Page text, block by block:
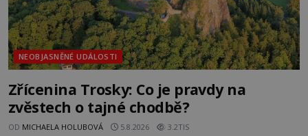
NEOBJASNĚNÉ UDÁLOSTI
Zřícenina Trosky: Co je pravdy na
zvěstech o tajné chodbě?
OD MICHAELA HOLUBOVÁ 5.8.2026 3.2TIS